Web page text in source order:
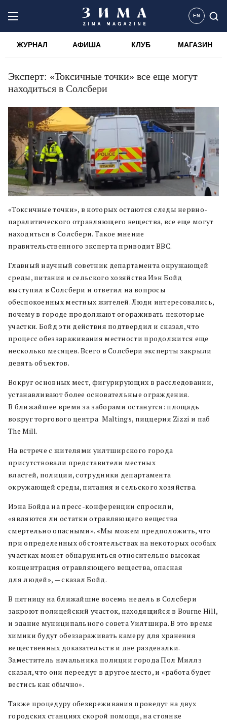
EN
ЖУРНАЛ АФИША КЛУБ МАГАЗИН
Эксперт: «Токсичные точки» все еще могут
находиться в Солсбери
«Токсичные точки», в которых остаются следы нервно-
паралитического отравляющего вещества, все еще могут
находиться в Солсбери. Такое мнение
правительственного эксперта приводит BBC.
Главный научный советник департамента окружающей
среды, питания и сельского хозяйства Иэн Бойд
выступил в Солсбери и ответил на вопросы
обеспокоенных местных жителей. Люди интересовались,
почему в городе продолжают огораживать некоторые
участки. Бойд эти действия подтвердил и сказал, что
процесс обеззараживания местности продолжится еще
несколько месяцев. Всего в Солсбери эксперты закрыли
девять объектов.
Вокруг основных мест, фигурирующих в расследовании,
устанавливают более основательные ограждения.
В ближайшее время за заборами останутся: площадь
вокруг торгового центра Maltings, пиццерия Zizzi и паб
The Mill.
На встрече с жителями уилтширского города
присутствовали представители местных
властей, полиции, сотрудники департамента
окружающей среды, питания и сельского хозяйства.
Иэна Бойда на пресс-конференции спросили,
«являются ли остатки отравляющего вещества
смертельно опасными». «Мы можем предположить, что
при определенных обстоятельствах на некоторых особых
участках может обнаружиться относительно высокая
концентрация отравляющего вещества, опасная
для людей», — сказал Бойд.
В пятницу на ближайшие восемь недель в Солсбери
закроют полицейский участок, находящийся в Bourne Hill,
и здание муниципального совета Уилтшира. В это время
химики будут обеззараживать камеру для хранения
вещественных доказательств и две раздевалки.
Заместитель начальника полиции города Пол Миллз
сказал, что они переедут в другое место, и «работа будет
вестись как обычно».
Также процедуру обезвреживания проведут на двух
городских станциях скорой помощи, на стоянке